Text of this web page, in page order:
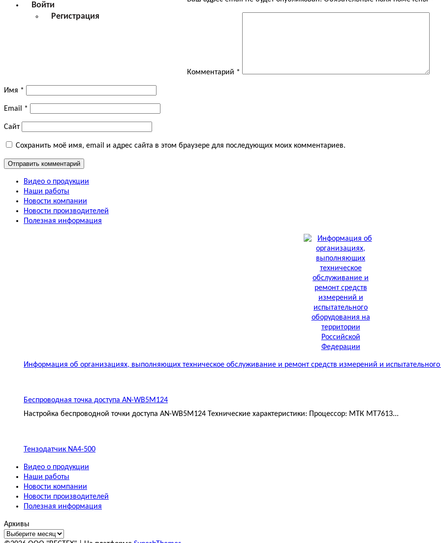
Войти
Регистрация
Комментарий *
Имя *
Email *
Сайт
Сохранить моё имя, email и адрес сайта в этом браузере для последующих моих комментариев.
Видео о продукции
Наши работы
Новости компании
Новости производителей
Полезная информация
Информация об организациях, выполняющих техническое обслуживание и ремонт средств измерений и
Беспроводная точка доступа AN-WB5M124
Настройка беспроводной точки доступа AN-WB5M124 Технические характеристики: Процессор: МТК MT7613...
Тензодатчик NA4-500
Видео о продукции
Наши работы
Новости компании
Новости производителей
Полезная информация
Архивы